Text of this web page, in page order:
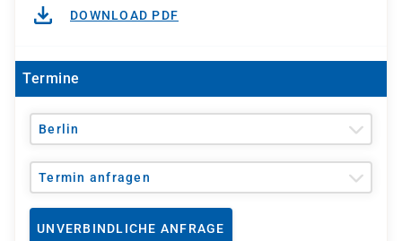
DOWNLOAD PDF
Termine
Berlin
Termin anfragen
UNVERBINDLICHE ANFRAGE